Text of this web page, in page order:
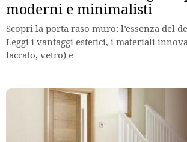
moderni e minimalisti
Scopri la porta raso muro: l’essenza del
Leggi i vantaggi estetici, i materiali
laccato, vetro) e